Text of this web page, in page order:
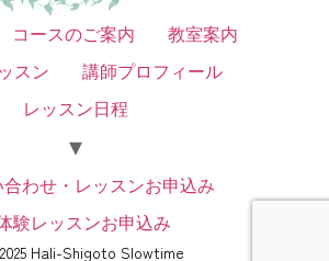
コースのご案内
教室案内
スン
講師プロフィール
レッスン日程
合わせ・レッスンお申込み
験レッスンお申込み
Hali-Shigoto Slowtime